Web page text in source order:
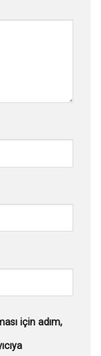
için adım,